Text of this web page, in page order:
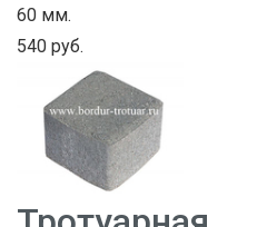
60 мм.
540 руб.